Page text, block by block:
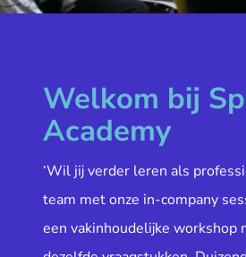
Welkom bij
Academy
‘Wil jij verder leren als
team met onze in-company
een vakinhoudelijke workshop